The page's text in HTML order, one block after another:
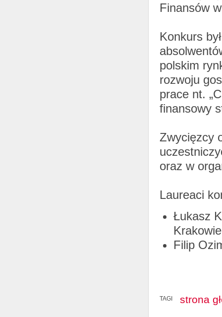
Finansów
Konkurs
polskim
rozwoju
prace nt.
finansowy
Zwycięzcy
oraz w
Laureaci
Łukasz
Krakowie
Filip
TAGI strona